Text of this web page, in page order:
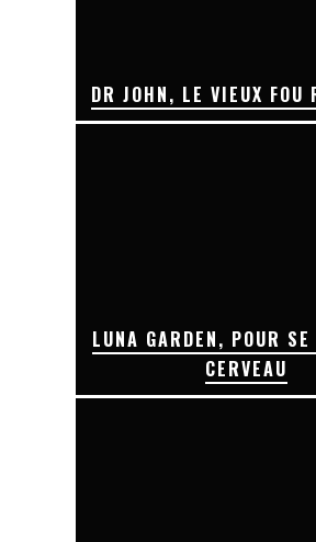
DR JOHN, LE VIEUX FOU
LUNA GARDEN, POUR
CERVEAU